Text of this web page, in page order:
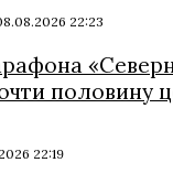
22:23
половину
22:19